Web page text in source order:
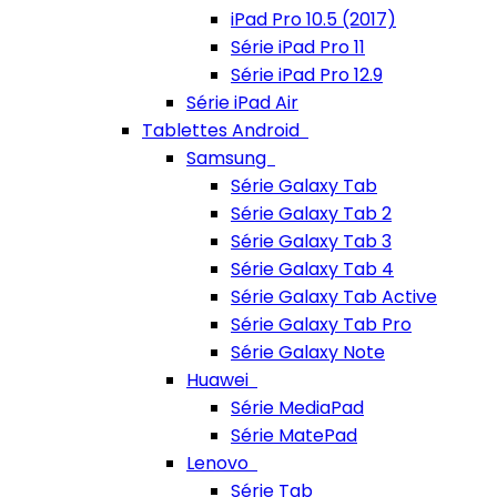
iPad Pro 10.5 (2017)
Série iPad Pro 11
Série iPad Pro 12.9
Série iPad Air
Tablettes Android
Samsung
Série Galaxy Tab
Série Galaxy Tab 2
Série Galaxy Tab 3
Série Galaxy Tab 4
Série Galaxy Tab Active
Série Galaxy Tab Pro
Série Galaxy Note
Huawei
Série MediaPad
Série MatePad
Lenovo
Série Tab